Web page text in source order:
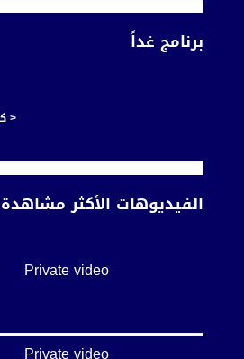
برنامج غداً
<
الفيديوهات الأكثر مشاهدة
Private video